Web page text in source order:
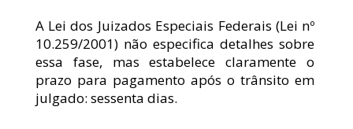
A Lei dos Juizados Especiais Federais (Lei nº
10.259/2001) não especifica detalhes sobre
essa fase, mas estabelece claramente o
prazo para pagamento após o trânsito em
julgado: sessenta dias.